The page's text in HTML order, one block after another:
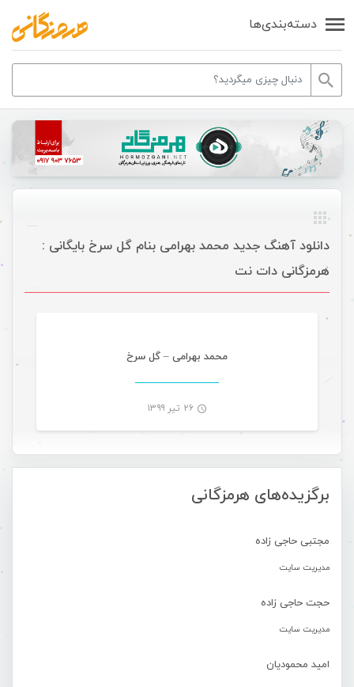
دسته‌بندی‌ها
برگزیده‌های هرمزگانی
مجتبی حاجی زاده
مدیریت سایت
حجت حاجی زاده
مدیریت سایت
امید محمودیان
دانلود آهنگ جدید محمد بهرامی بنام گل سرخ بایگانی :
هرمزگانی دات نت
محمد بهرامی – گل سرخ
۲۶ تیر ۱۳۹۹